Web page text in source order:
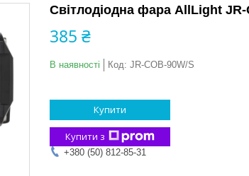
Світлодіодна фара AllLight
385 ₴
В наявності Код: JR-COB-90W/S
Купити
Купити з
+380 (50) 812-85-31